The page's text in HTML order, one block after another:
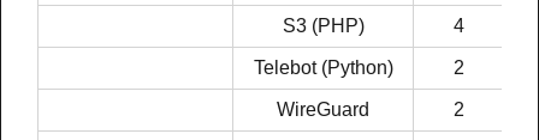
S3 (PHP) 4
Telebot (Python) 2
WireGuard 2